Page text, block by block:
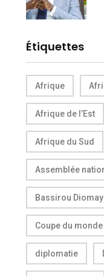
Étiquettes
Afrique
Afrique de l’Est
Afrique du Sud
Assemblée
Bassirou
Coupe du
diplomatie